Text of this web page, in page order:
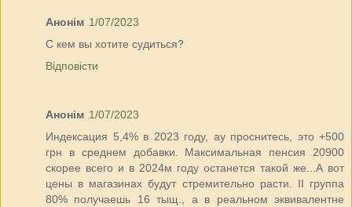
Анонім 1/07/2023
С кем вы хотите судиться?
Відповісти
Анонім 1/07/2023
Индексация 5,4% в 2023 году, ау проснитесь, это +500
грн в среднем добавки. Максимальная пенсия 20900
скорее всего и в 2024м году останется такой же...А вот
цены в магазинах будут стремительно расти. II группа
80% получаешь 16 тыщ., а в реальном эквивалентне